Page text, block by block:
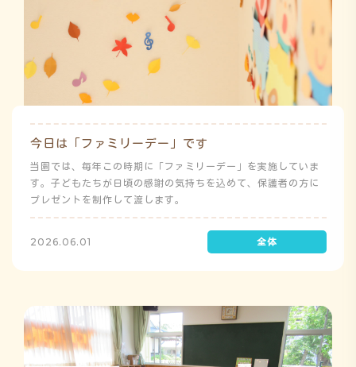
今日は「ファミリーデー」です
当園では、毎年この時期に「ファミリーデー」を実施していま
す。子どもたちが日頃の感謝の気持ちを込めて、保護者の方に
プレゼントを制作して渡します。
2026.06.01
よ みこみ